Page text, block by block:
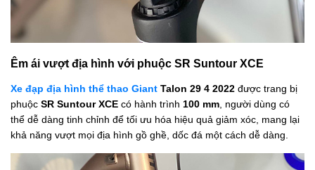
Êm ái vượt địa hình với phuộc SR Suntour XCE
Xe đạp địa hình thể thao Giant Talon 29 4 2022 được trang bị
phuộc SR Suntour XCE có hành trình 100 mm, người dùng có
thể dễ dàng tinh chỉnh để tối ưu hóa hiệu quả giảm xóc, mang lại
khả năng vượt mọi địa hình gồ ghề, dốc đá một cách dễ dàng.